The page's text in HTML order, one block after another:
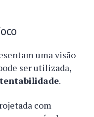
uma visão
ser utilizada,
.
com